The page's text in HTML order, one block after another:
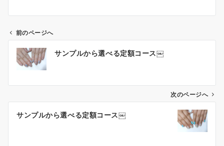
前のページへ
サンプルから選べる定額コース￼
次のページへ
サンプルから選べる定額コース￼